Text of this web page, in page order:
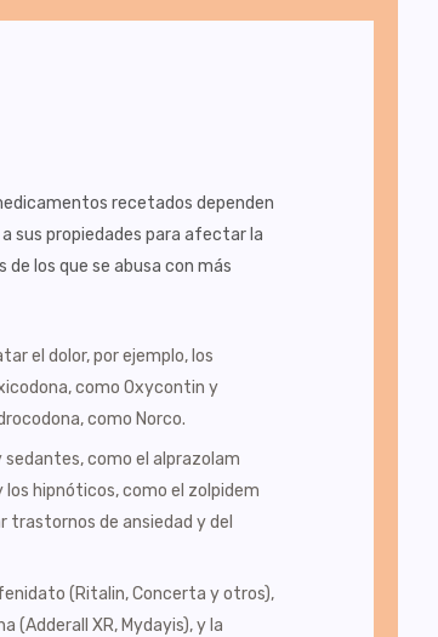
recetados dependen
sus propiedades para afectar la
los que se abusa con más
el dolor, por ejemplo, los
como Oxycontin y
como Norco.
como el alprazolam
los hipnóticos, como el zolpidem
trastornos de ansiedad y del
(Ritalin, Concerta y otros),
(Adderall XR, Mydayis), y la